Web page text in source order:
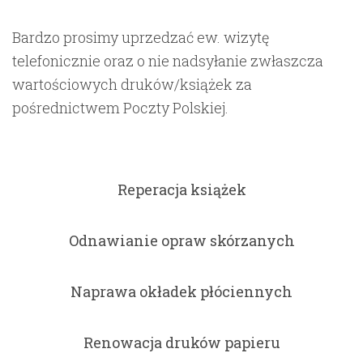
Bardzo prosimy uprzedzać ew. wizytę
telefonicznie oraz o nie nadsyłanie zwłaszcza
wartościowych druków/książek za
pośrednictwem Poczty Polskiej.
Reperacja książek
Odnawianie opraw skórzanych
Naprawa okładek płóciennych
Renowacja druków papieru